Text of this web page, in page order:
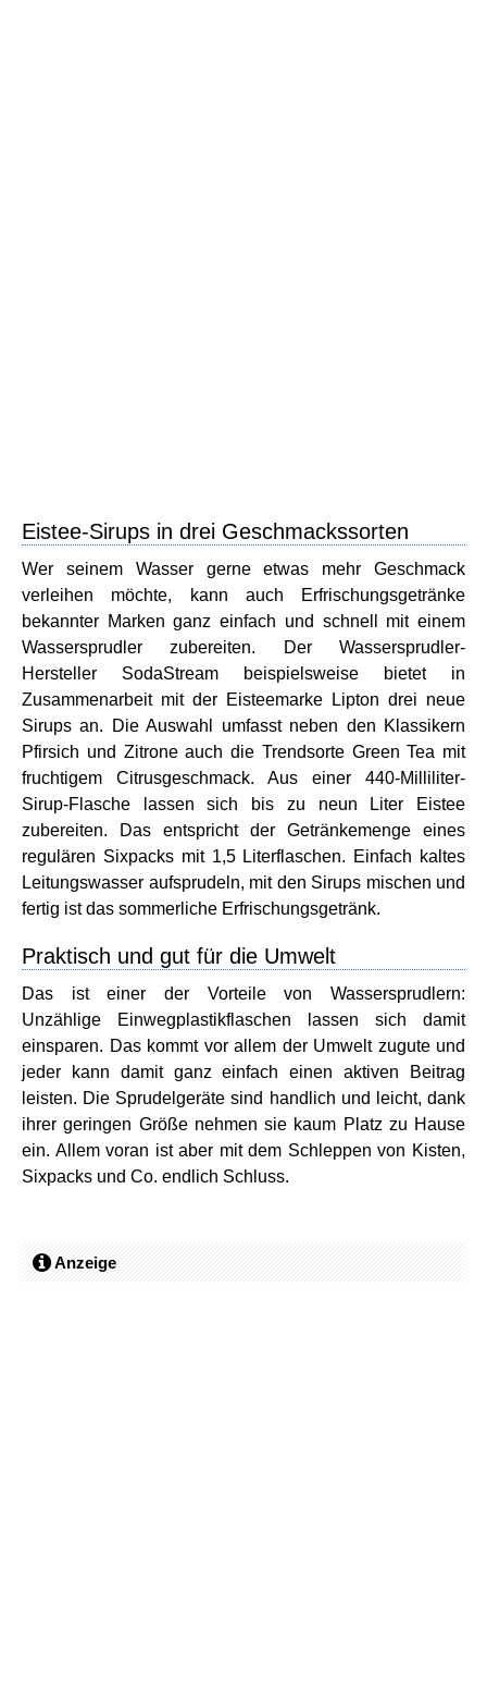
Eistee-Sirups in drei Geschmackssorten
Wer seinem Wasser gerne etwas mehr Geschmack
verleihen möchte, kann auch Erfrischungsgetränke
bekannter Marken ganz einfach und schnell mit einem
Wassersprudler zubereiten. Der Wassersprudler-
Hersteller SodaStream beispielsweise bietet in
Zusammenarbeit mit der Eisteemarke Lipton drei neue
Sirups an. Die Auswahl umfasst neben den Klassikern
Pfirsich und Zitrone auch die Trendsorte Green Tea mit
fruchtigem Citrusgeschmack. Aus einer 440-Milliliter-
Sirup-Flasche lassen sich bis zu neun Liter Eistee
zubereiten. Das entspricht der Getränkemenge eines
regulären Sixpacks mit 1,5 Literflaschen. Einfach kaltes
Leitungswasser aufsprudeln, mit den Sirups mischen und
fertig ist das sommerliche Erfrischungsgetränk.
Praktisch und gut für die Umwelt
Das ist einer der Vorteile von Wassersprudlern:
Unzählige Einwegplastikflaschen lassen sich damit
einsparen. Das kommt vor allem der Umwelt zugute und
jeder kann damit ganz einfach einen aktiven Beitrag
leisten. Die Sprudelgeräte sind handlich und leicht, dank
ihrer geringen Größe nehmen sie kaum Platz zu Hause
ein. Allem voran ist aber mit dem Schleppen von Kisten,
Sixpacks und Co. endlich Schluss.
Anzeige